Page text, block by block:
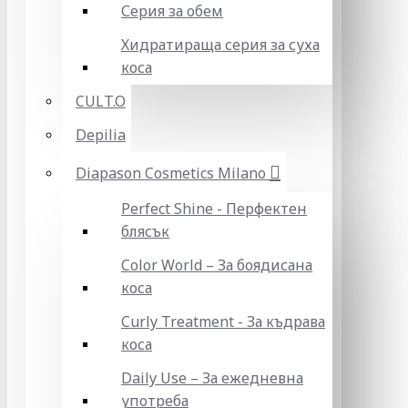
Серия за обем
Хидратираща серия за суха
коса
CULT.O
Depilia
Diapason Cosmetics Milano
Perfect Shine - Перфектен
блясък
Color World – За боядисана
коса
Curly Treatment - За къдрава
коса
Daily Use – За ежедневна
употреба